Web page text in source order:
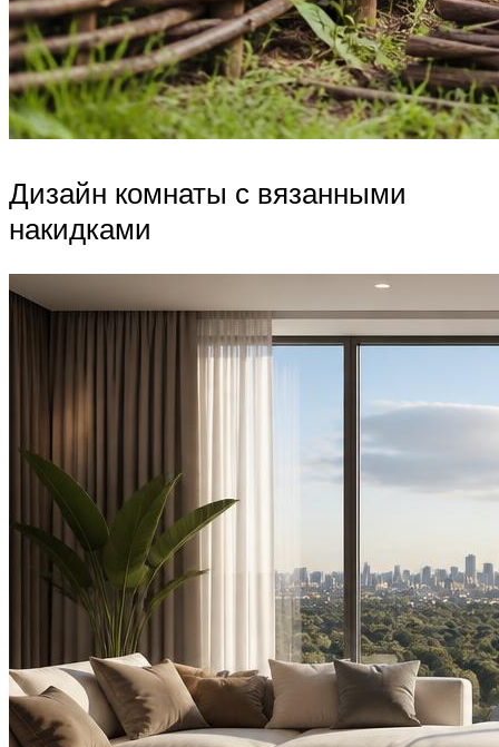
Дизайн комнаты с вязанными
накидками